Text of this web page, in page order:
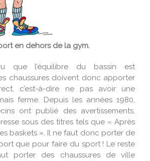
en dehors de la gym.
que l’équilibre du bassin est
chaussures doivent donc apporter
c’est-à-dire ne pas avoir une
ferme. Depuis les années 1980,
ont publié des avertissements,
sous des titres tels que « Après
baskets ». Il ne faut donc porter de
que pour faire du sport ! Le reste
porter des chaussures de ville